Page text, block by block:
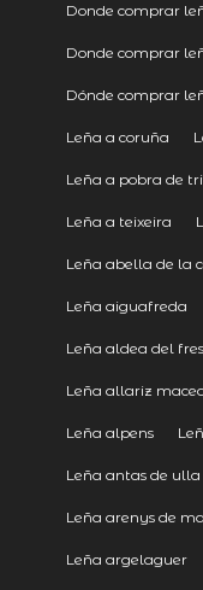
Donde comprar
Donde comprar
Dónde comprar
Leña a coruña
Leña a pobra de
Leña a teixeira
Leña abella de la
Leña aiguafreda
Leña aldea del
Leña allariz
Leña alpens
Leña antas de ulla
Leña arenys de
Leña argelaguer